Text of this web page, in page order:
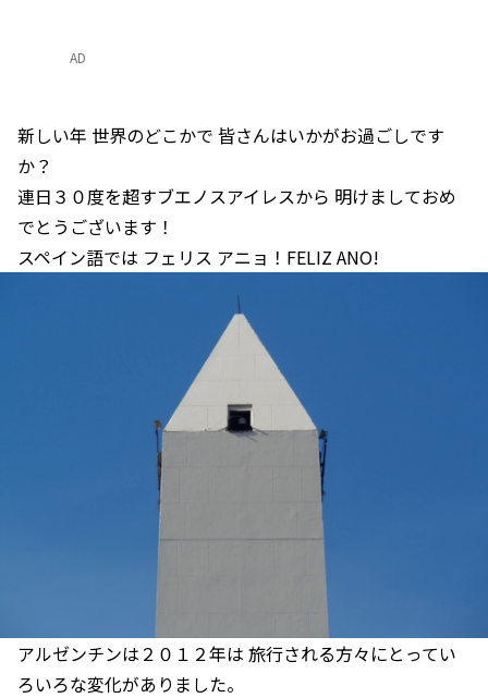
AD
新しい年 世界のどこかで 皆さんはいかがお過ごしです
か？
連日３０度を超すブエノスアイレスから 明けましておめ
でとうございます！
スペイン語では フェリス アニョ！FELIZ ANO!
アルゼンチンは２０１２年は 旅行される方々にとってい
ろいろな変化がありました。